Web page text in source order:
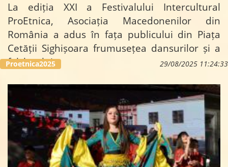
La ediția XXI a Festivalului Intercultural
ProEtnica, Asociația Macedonenilor din
România a adus în fața publicului din Piața
Cetății Sighișoara frumusețea dansurilor și a
folclorului…
29/08/2025 11:24:33
Proetnica2025